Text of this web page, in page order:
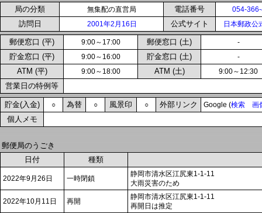
局の分類
無集配の直営局 電話番号 054-
訪問日 2001年2月16日 公式サイト 日本郵政公
郵便窓口 (平) 9:00～17:00 郵便窓口 (土) -
貯金窓口 (平) 9:00～16:00 貯金窓口 (土) -
ATM (平) 9:00～18:00 ATM (土) 9:00～12:30
営業日の特例等
貯金(入金) ○ 為替 ○ 風景印 ○ 外部リンク Google (検索 画
個人メモ
郵便局のうごき
日付
種類
2022年9月26日 一時閉鎖
静岡市清水区江尻東1-1-11
大雨災害のため
2022年10月11日 再開
静岡市清水区江尻東1-1-11
再開日は推定